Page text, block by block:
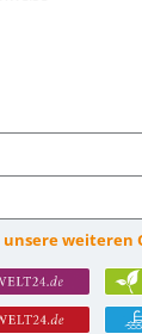
unsere weiteren